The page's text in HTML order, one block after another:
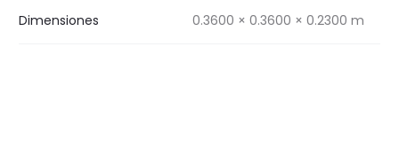
Dimensiones 0.3600 × 0.3600 × 0.2300 m